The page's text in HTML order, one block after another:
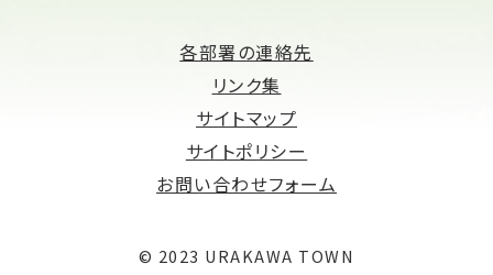
各部署の連絡先
リンク集
サイトマップ
サイトポリシー
お問い合わせフォーム
© 2023 URAKAWA TOWN